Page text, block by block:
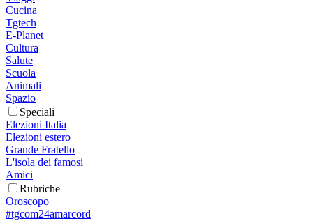
Cucina
Tgtech
E-Planet
Cultura
Salute
Scuola
Animali
Spazio
Speciali
Elezioni Italia
Elezioni estero
Grande Fratello
L'isola dei famosi
Amici
Rubriche
Oroscopo
#tgcom24amarcord